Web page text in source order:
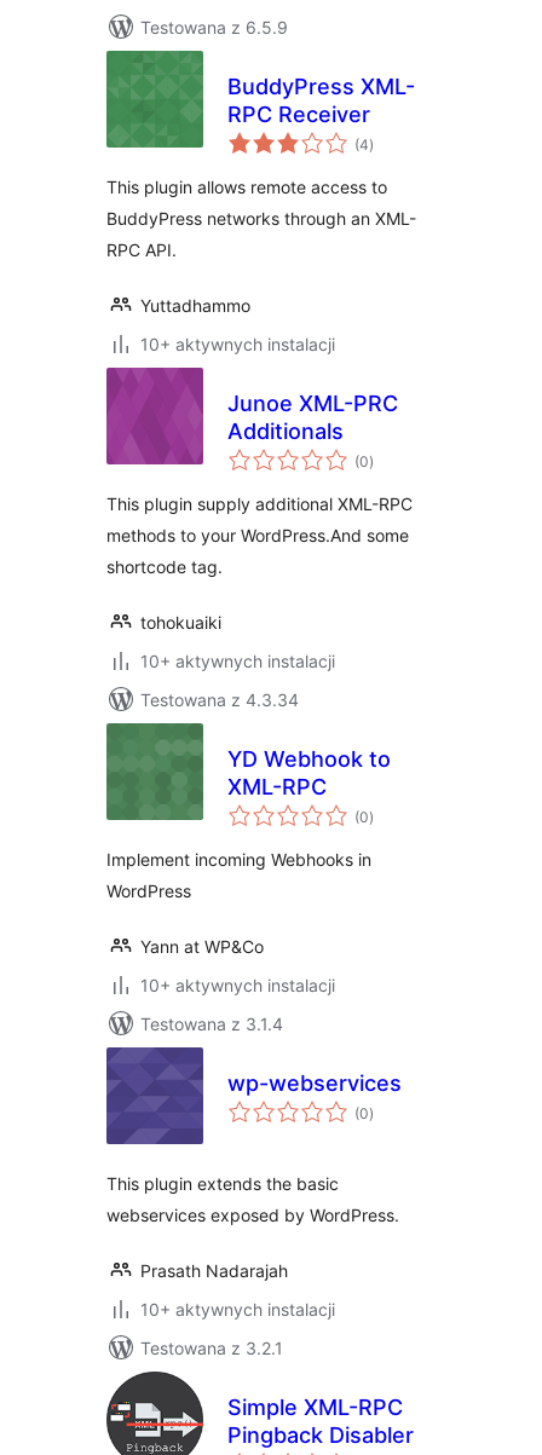
Testowana z 6.5.9
BuddyPress XML-
RPC Receiver
(4wszystkich
ocen
)
This plugin allows remote access to
BuddyPress networks through an XML-
RPC API.
Yuttadhammo
10+ aktywnych instalacji
Junoe XML-PRC
Additionals
(0wszystkich
ocen
)
This plugin supply additional XML-RPC
methods to your WordPress.And some
shortcode tag.
tohokuaiki
10+ aktywnych instalacji
Testowana z 4.3.34
YD Webhook to
XML-RPC
(0wszystkich
ocen
)
Implement incoming Webhooks in
WordPress
Yann at WP&Co
10+ aktywnych instalacji
Testowana z 3.1.4
wp-webservices
(0wszystkich
ocen
)
This plugin extends the basic
webservices exposed by WordPress.
Prasath Nadarajah
10+ aktywnych instalacji
Testowana z 3.2.1
Simple XML-RPC
Pingback Disabler